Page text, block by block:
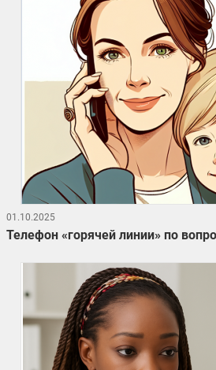
01.10.2025
Телефон «горячей линии» по